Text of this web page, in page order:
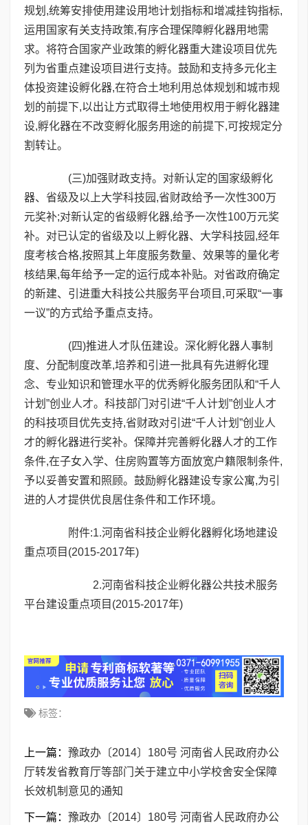
规划,统筹安排使用建设用地计划指标和增减挂钩指标,
运用国家有关支持政策,有序合理保障孵化器用地需
求。将符合国家产业政策的孵化器重大建设项目优先
列为省重点建设项目进行支持。鼓励和支持多元化主
体投资建设孵化器,在符合土地利用总体规划和城市规
划的前提下,以出让方式取得土地使用权用于孵化器建
设,孵化器在不改变孵化服务用途的前提下,可按规定分
割转让。
(三)加强财政支持。对新认定的国家级孵化
器、省级及以上大学科技园,省财政给予一次性300万
元奖补;对新认定的省级孵化器,给予一次性100万元奖
补。对已认定的省级及以上孵化器、大学科技园,经年
度考核合格,按照其上年度服务数量、效果等的量化考
核结果,每年给予一定的运行成本补贴。对省政府确定
的新建、引进重大科技公共服务平台项目,可采取“一事
一议”的方式给予重点支持。
(四)推进人才队伍建设。深化孵化器人事制
度、分配制度改革,培养和引进一批具有先进孵化理
念、专业知识和管理水平的优秀孵化服务团队和“千人
计划”创业人才。科技部门对引进“千人计划”创业人才
的科技项目优先支持,省财政对引进“千人计划”创业人
才的孵化器进行奖补。保障并完善孵化器人才的工作
条件,在子女入学、住房购置等方面放宽户籍限制条件,
予以妥善安置和照顾。鼓励孵化器建设专家公寓,为引
进的人才提供优良居住条件和工作环境。
附件:1.河南省科技企业孵化器孵化场地建设
重点项目(2015-2017年)
2.河南省科技企业孵化器公共技术服务
平台建设重点项目(2015-2017年)
标签：
上一篇： 豫政办〔2014〕180号 河南省人民政府办公
厅转发省教育厅等部门关于建立中小学校舍安全保障
长效机制意见的通知
下一篇： 豫政办〔2014〕180号 河南省人民政府办公